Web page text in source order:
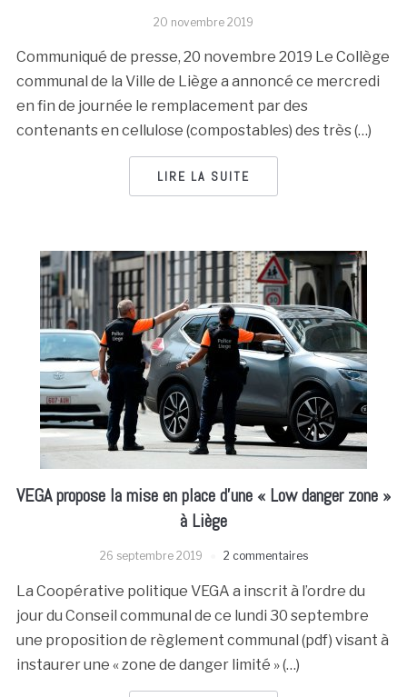
20 novembre 2019
Communiqué de presse, 20 novembre 2019 Le Collège
communal de la Ville de Liège a annoncé ce mercredi
en fin de journée le remplacement par des
contenants en cellulose (compostables) des très (…)
LIRE LA SUITE
VEGA propose la mise en place d’une « Low danger zone »
à Liège
26 septembre 2019 2 commentaires
La Coopérative politique VEGA a inscrit à l’ordre du
jour du Conseil communal de ce lundi 30 septembre
une proposition de règlement communal (pdf) visant à
instaurer une « zone de danger limité » (…)